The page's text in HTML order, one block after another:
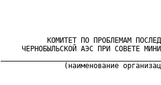
КОМИТЕТ ПО ПРОБЛЕМАМ
ЧЕРНОБЫЛЬСКОЙ АЭС ПРИ СОВЕТЕ